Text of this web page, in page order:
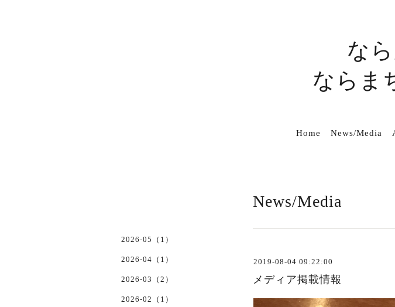
な
ならま
Home News/Media
News/Media
2019-08-04 09:22:00
メディア掲載情報
2026-05（1）
2026-04（1）
2026-03（2）
2026-02（1）